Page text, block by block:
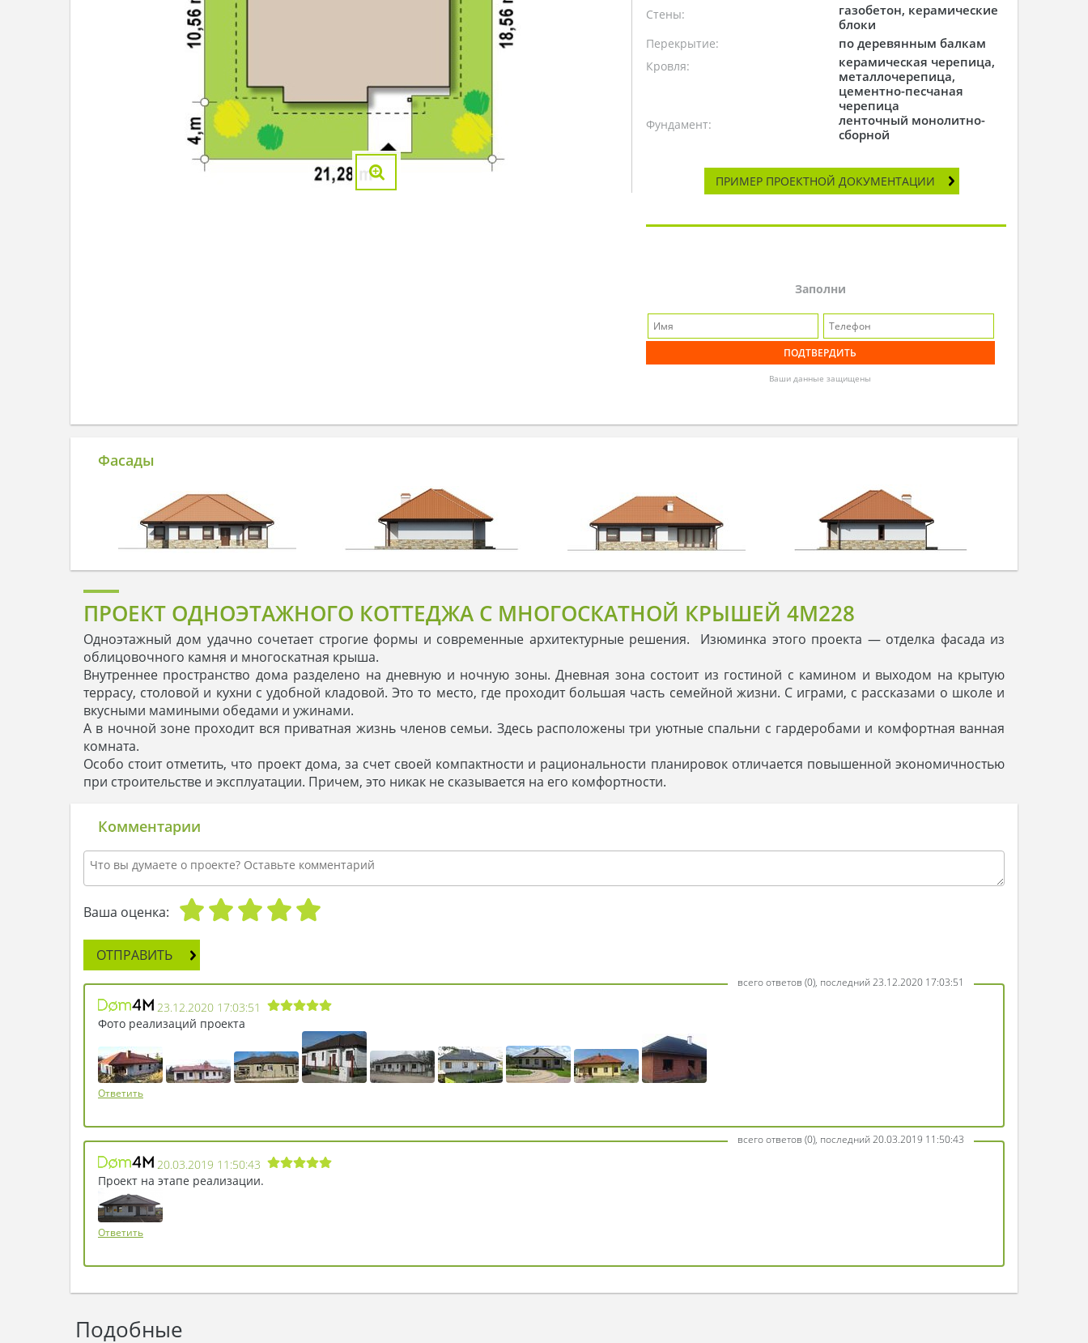
Стены:
газобетон, керамические
блоки
Перекрытие: по деревянным балкам
Кровля:
керамическая черепица,
металлочерепица,
цементно-песчаная
черепица
Фундамент:
ленточный монолитно-
сборной
ПРИМЕР ПРОЕКТНОЙ ДОКУМЕНТАЦИИ
Заполни
Ваши данные защищены
Фасады
ПРОЕКТ ОДНОЭТАЖНОГО КОТТЕДЖА С МНОГОСКАТНОЙ КРЫШЕЙ 4M228
Одноэтажный дом удачно сочетает строгие формы и современные архитектурные решения. Изюминка этого проекта — отделка фасада из
облицовочного камня и многоскатная крыша.
Внутреннее пространство дома разделено на дневную и ночную зоны. Дневная зона состоит из гостиной с камином и выходом на крытую
террасу, столовой и кухни с удобной кладовой. Это то место, где проходит большая часть семейной жизни. С играми, с рассказами о школе и
вкусными мамиными обедами и ужинами.
А в ночной зоне проходит вся приватная жизнь членов семьи. Здесь расположены три уютные спальни с гардеробами и комфортная ванная
комната.
Особо стоит отметить, что проект дома, за счет своей компактности и рациональности планировок отличается повышенной экономичностью
при строительстве и эксплуатации. Причем, это никак не сказывается на его комфортности.
Комментарии
Ваша оценка:
ОТПРАВИТЬ
всего ответов (0), последний 23.12.2020 17:03:51
23.12.2020 17:03:51
Фото реализаций проекта
Ответить
всего ответов (0), последний 20.03.2019 11:50:43
20.03.2019 11:50:43
Проект на этапе реализации.
Ответить
Подобные